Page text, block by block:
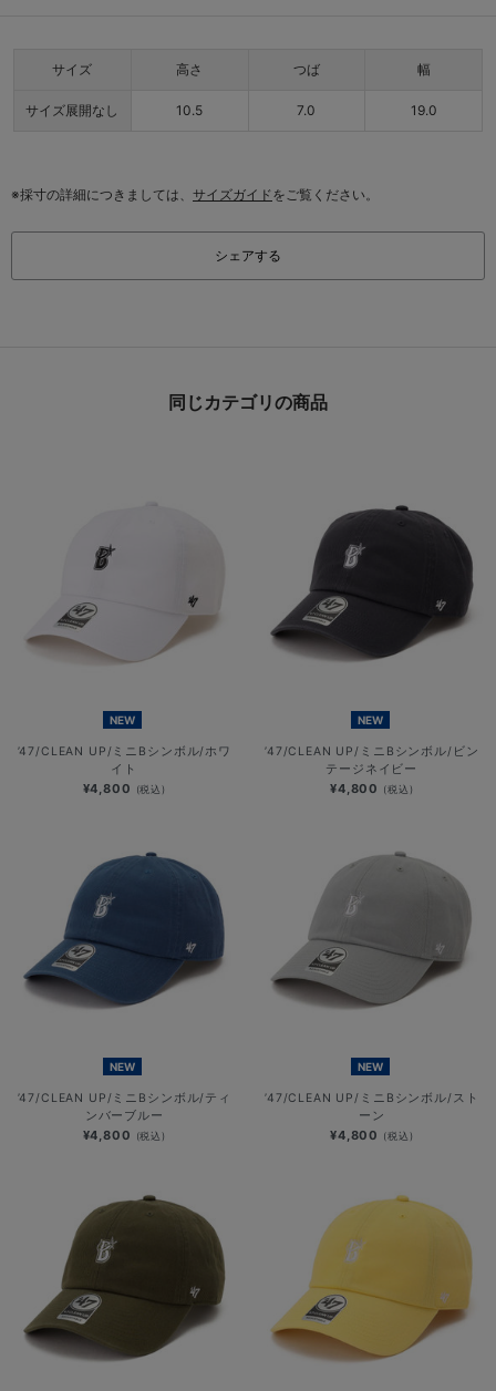
サイズ 高さ つば 幅
サイズ展開なし 10.5 7.0 19.0
※採寸の詳細につきましては、 サイズガイドをご覧ください。
シェアする
同じカテゴリの商品
NEW
’47/CLEAN UP/ミニBシンボル/ホワ
イト
¥4,800 (税込)
NEW
’47/CLEAN UP/ミニBシンボル/ビン
テージネイビー
¥4,800 (税込)
NEW
’47/CLEAN UP/ミニBシンボル/ティ
ンバーブルー
¥4,800 (税込)
NEW
’47/CLEAN UP/ミニBシンボル/スト
ーン
¥4,800 (税込)